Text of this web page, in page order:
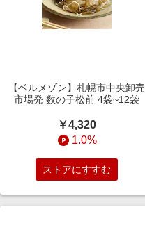
【ベルメゾン】札幌市中央卸売
市場発 数の子松前 4袋~12袋
￥4,320
1.0%
ストアにすすむ